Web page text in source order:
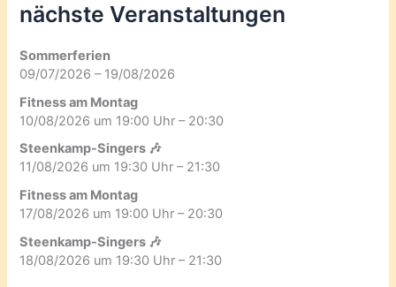
nächste Veranstaltungen
Sommerferien
09/07/2026 – 19/08/2026
Fitness am Montag
10/08/2026 um 19:00 Uhr – 20:30
Steenkamp-Singers 🎶
11/08/2026 um 19:30 Uhr – 21:30
Fitness am Montag
17/08/2026 um 19:00 Uhr – 20:30
Steenkamp-Singers 🎶
18/08/2026 um 19:30 Uhr – 21:30